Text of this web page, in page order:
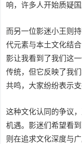
响，许多人开始质疑
而另一位影迷小王则
代元素与本土文化结
影让我看到了我们这
传统，但它反映了我
共鸣，大家纷纷表示支
这种文化认同的争议
机遇。影迷们希望看
则在追求文化深度与